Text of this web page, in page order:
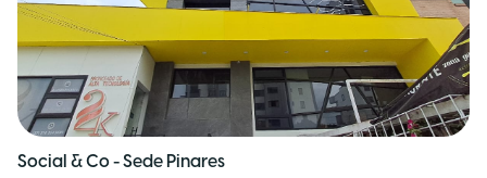
Social & Co - Sede Pinares